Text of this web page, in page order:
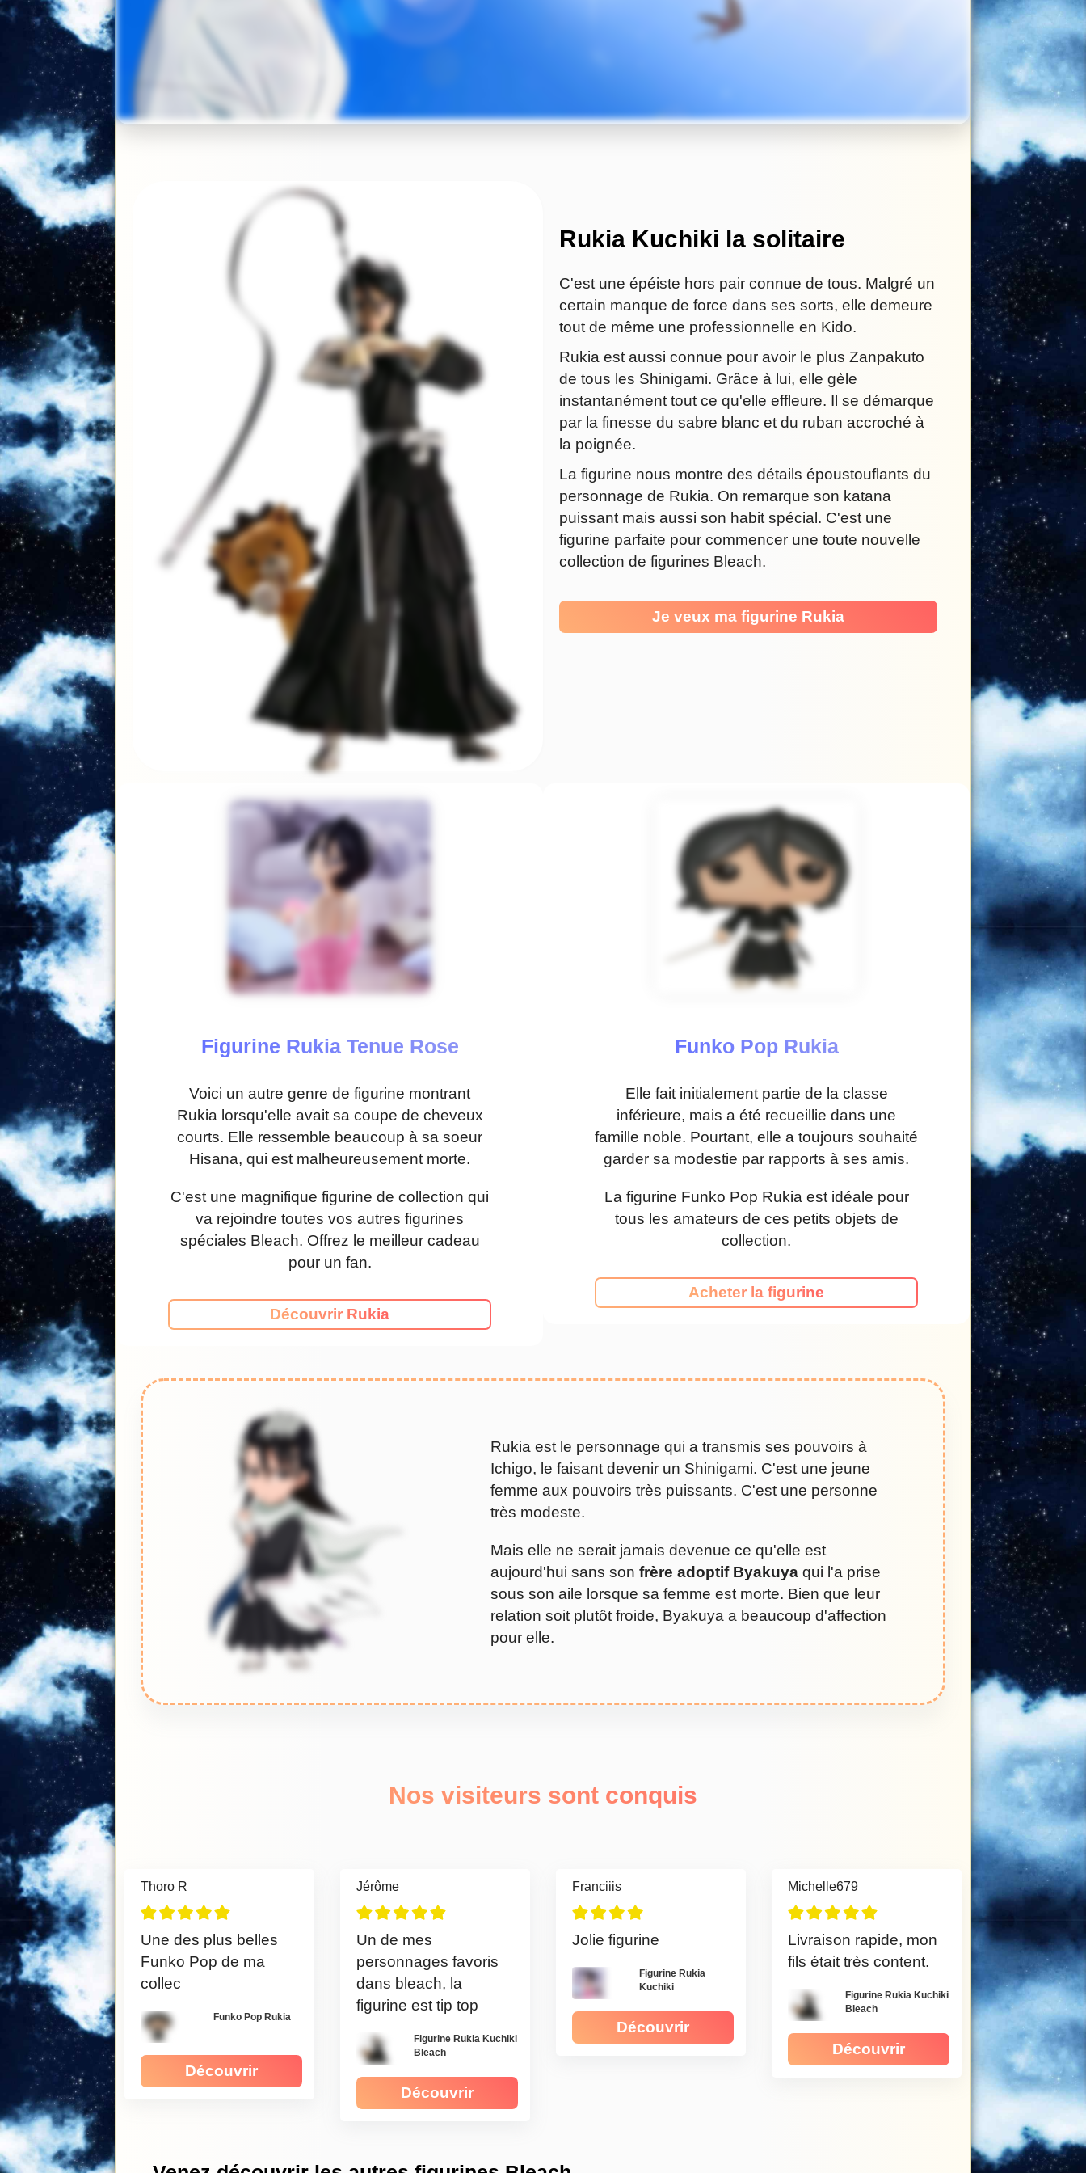
Rukia Kuchiki la solitaire
C'est une épéiste hors pair connue de tous. Malgré un
certain manque de force dans ses sorts, elle demeure
tout de même une professionnelle en Kido.
Rukia est aussi connue pour avoir le plus Zanpakuto
de tous les Shinigami. Grâce à lui, elle gèle
instantanément tout ce qu'elle effleure. Il se démarque
par la finesse du sabre blanc et du ruban accroché à
la poignée.
La figurine nous montre des détails époustouflants du
personnage de Rukia. On remarque son katana
puissant mais aussi son habit spécial. C'est une
figurine parfaite pour commencer une toute nouvelle
collection de figurines Bleach.
Je veux ma figurine Rukia
Figurine Rukia Tenue Rose
Voici un autre genre de figurine montrant
Rukia lorsqu'elle avait sa coupe de cheveux
courts. Elle ressemble beaucoup à sa soeur
Hisana, qui est malheureusement morte.
C'est une magnifique figurine de collection qui
va rejoindre toutes vos autres figurines
spéciales Bleach. Offrez le meilleur cadeau
pour un fan.
Découvrir Rukia
Funko Pop Rukia
Elle fait initialement partie de la classe
inférieure, mais a été recueillie dans une
famille noble. Pourtant, elle a toujours souhaité
garder sa modestie par rapports à ses amis.
La figurine Funko Pop Rukia est idéale pour
tous les amateurs de ces petits objets de
collection.
Acheter la figurine
Rukia est le personnage qui a transmis ses pouvoirs à
Ichigo, le faisant devenir un Shinigami. C'est une jeune
femme aux pouvoirs très puissants. C'est une personne
très modeste.
Mais elle ne serait jamais devenue ce qu'elle est
aujourd'hui sans son frère adoptif Byakuya qui l'a prise
sous son aile lorsque sa femme est morte. Bien que leur
relation soit plutôt froide, Byakuya a beaucoup d'affection
pour elle.
Nos visiteurs sont conquis
Thoro R
Une des plus belles
Funko Pop de ma
collec
Funko Pop Rukia
Découvrir
Jérôme
Un de mes
personnages favoris
dans bleach, la
figurine est tip top
Figurine Rukia Kuchiki
Bleach
Découvrir
Franciiis
Jolie figurine
Figurine Rukia
Kuchiki
Découvrir
Michelle679
Livraison rapide, mon
fils était très content.
Figurine Rukia Kuchiki
Bleach
Découvrir